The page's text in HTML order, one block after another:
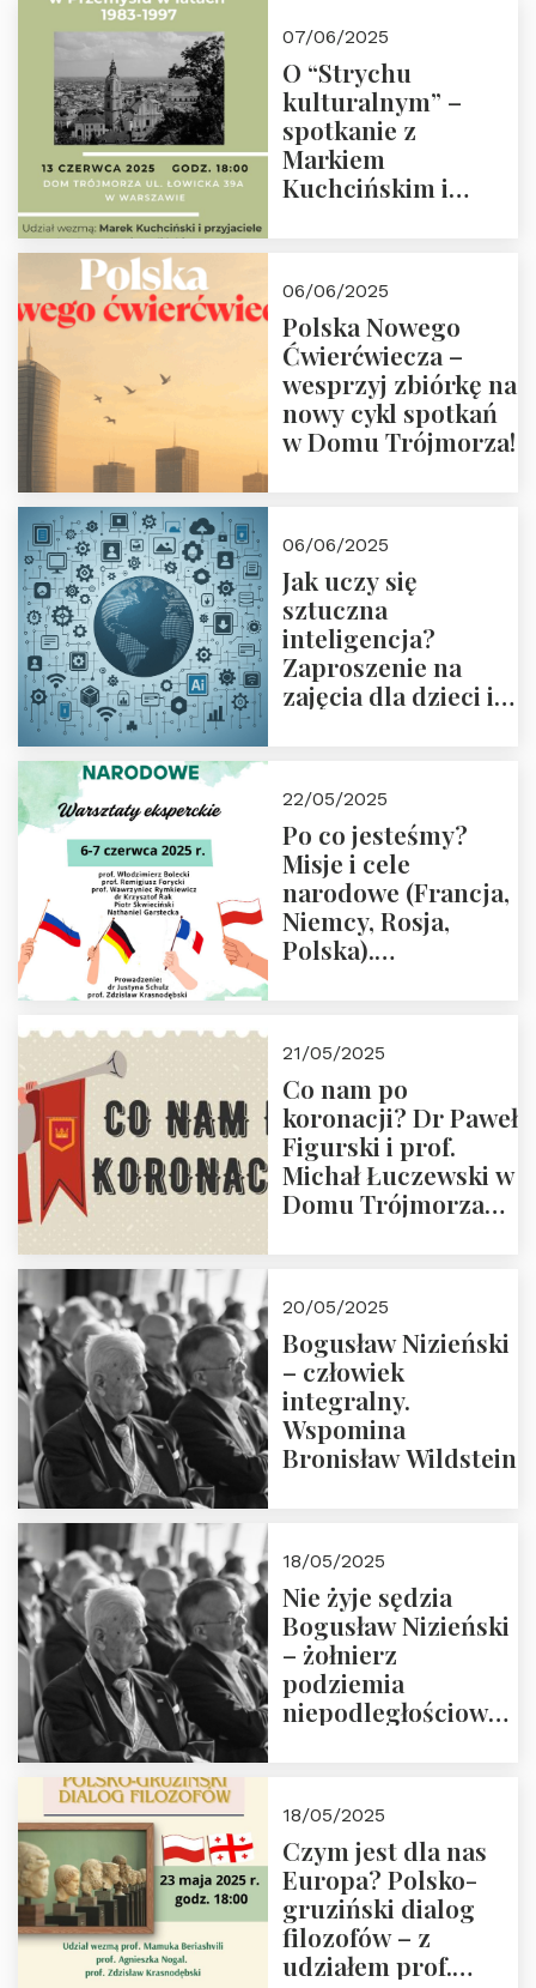
07/06/2025
O “Strychu
kulturalnym” –
spotkanie z
Markiem
Kuchcińskim i
18:00
06/06/2025
Polska Nowego
Ćwierćwiecza –
wesprzyj zbiórkę na
nowy cykl spotkań
w Domu Trójmorza!
06/06/2025
Jak uczy się
sztuczna
inteligencja?
Zaproszenie na
zajęcia dla dzieci i
22/05/2025
Po co jesteśmy?
Misje i cele
narodowe (Francja,
Niemcy, Rosja,
Polska).
Zapraszamy do
zapisów.
21/05/2025
Co nam po
koronacji? Dr Paweł
Figurski i prof.
Michał Łuczewski w
Domu Trójmorza
20/05/2025
Bogusław Nizieński
– człowiek
integralny.
Wspomina
Bronisław Wildstein
18/05/2025
Nie żyje sędzia
Bogusław Nizieński
– żołnierz
podziemia
niepodległościowego
społeczny, członek
Kapituły Nagrody
im. Prezydenta
Lecha
Kaczyńskiego.
Wielki autorytet.
18/05/2025
Czym jest dla nas
Europa? Polsko-
gruziński dialog
filozofów – z
udziałem prof.